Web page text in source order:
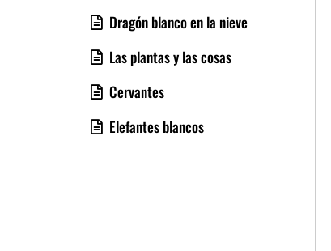
Dragón blanco en la nieve
Las plantas y las cosas
Cervantes
Elefantes blancos